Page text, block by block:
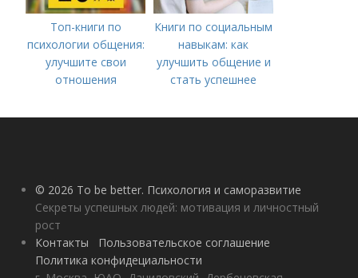
Топ-книги по
психологии общения:
улучшите свои
отношения
Книги по социальным
навыкам: как
улучшить общение и
стать успешнее
© 2026 To be better. Психология и саморазвитие
Секреты успешных людей: мотивация и личностный
рост
Контакты
Пользовательское соглашение
Политика конфидециальности